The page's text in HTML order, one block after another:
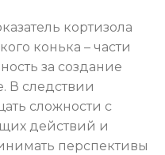
кортизола
конька – части
за создание
В следствии
сложности с
действий и
перспективы